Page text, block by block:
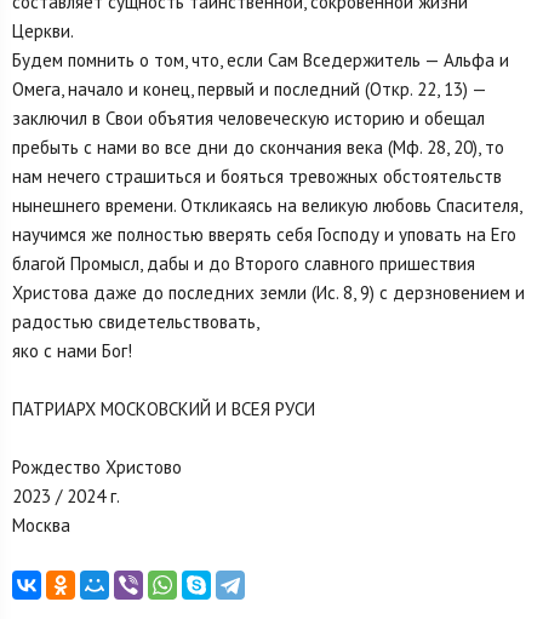
Церкви.
Будем помнить о том, что, если Сам Вседержитель — Альфа и
Омега, начало и конец, первый и последний (Откр. 22, 13) —
заключил в Свои объятия человеческую историю и обещал
пребыть с нами во все дни до скончания века (Мф. 28, 20), то
нам нечего страшиться и бояться тревожных обстоятельств
нынешнего времени. Откликаясь на великую любовь Спасителя,
научимся же полностью вверять себя Господу и уповать на Его
благой Промысл, дабы и до Второго славного пришествия
Христова даже до последних земли (Ис. 8, 9) с дерзновением и
радостью свидетельствовать,
яко с нами Бог!
ПАТРИАРХ МОСКОВСКИЙ И ВСЕЯ РУСИ
Рождество Христово
2023 / 2024 г.
Москва